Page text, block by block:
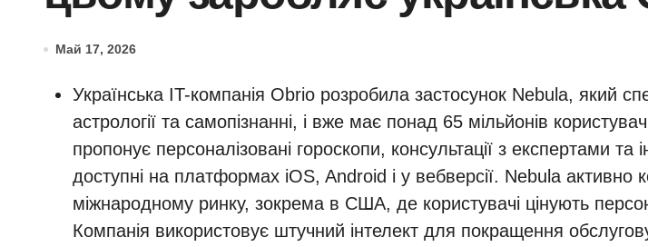
Май 17, 2026
Українська IT-компанія Obrio розробила застосунок Nebula, який
астрології та самопізнанні, і вже має понад 65 мільйонів
пропонує персоналізовані гороскопи, консультації з експертами та
доступні на платформах iOS, Android і у вебверсії. Nebula активно
міжнародному ринку, зокрема в США, де користувачі цінують
Компанія використовує штучний інтелект для покращення